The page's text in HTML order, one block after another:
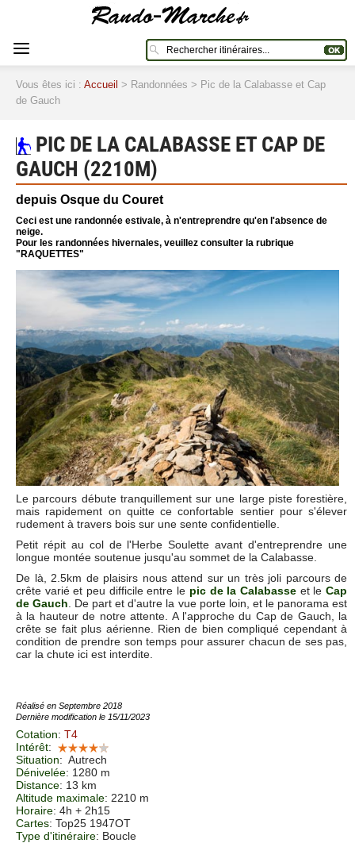
Vous êtes ici : Accueil > Randonnées > Pic de la Calabasse et Cap
de Gauch
PIC DE LA CALABASSE ET CAP DE
GAUCH (2210M)
depuis Osque du Couret
Ceci est une randonnée estivale, à n'entreprendre qu'en l'absence de
neige.
Pour les randonnées hivernales, veuillez consulter la rubrique
"RAQUETTES"
Le parcours débute tranquillement sur une large piste forestière,
mais rapidement on quitte ce confortable sentier pour s'élever
rudement à travers bois sur une sente confidentielle.
Petit répit au col de l'Herbe Soulette avant d'entreprendre une
longue montée soutenue jusqu'au sommet de la Calabasse.
De là, 2.5km de plaisirs nous attend sur un très joli parcours de
crête varié et peu difficile entre le pic de la Calabasseet leCap
de Gauch . De part et d'autre la vue porte loin, et le panorama est
à la hauteur de notre attente. A l'approche du Cap de Gauch, la
crête se fait plus aérienne. Rien de bien compliqué cependant à
condition de prendre son temps pour assurer chacun de ses pas,
car la chute ici est interdite.
Réalisé en Septembre 2018
Dernière modification le 15/11/2023
Cotation: T4
Intérêt:
Situation: Autrech
Dénivelée: 1280 m
Distance: 13 km
Altitude maximale: 2210 m
Horaire: 4h + 2h15
Cartes: Top25 1947OT
Type d'itinéraire: Boucle